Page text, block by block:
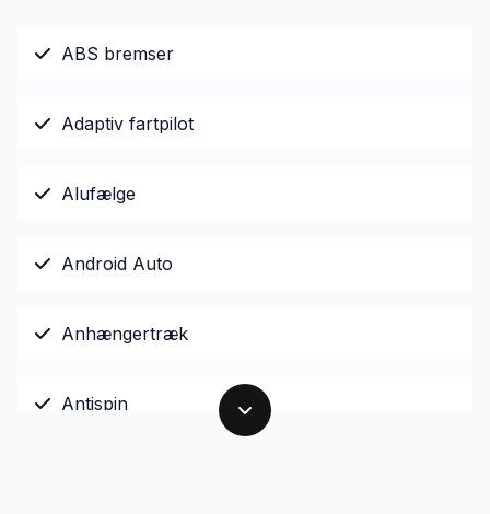
ABS bremser
Adaptiv fartpilot
Alufælge
Android Auto
Anhængertræk
Antispin